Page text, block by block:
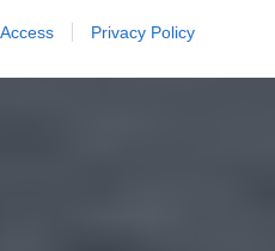
Privacy Policy